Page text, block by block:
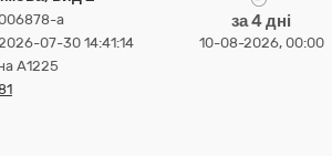
a
07-30 14:41:14
А1225
за 4 дні
10-08-2026, 00:00